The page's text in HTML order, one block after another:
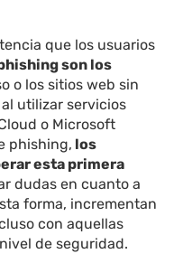
que los usuarios
son los
o los sitios web sin
utilizar servicios
o Microsoft
phishing, los
esta primera
dudas en cuanto a
forma, incrementan
con aquellas
de seguridad.